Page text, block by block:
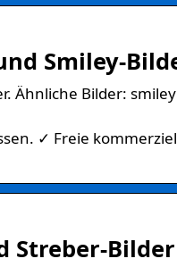
Smiley-
Ähnliche Bilder:
✓ Freie
Streber-